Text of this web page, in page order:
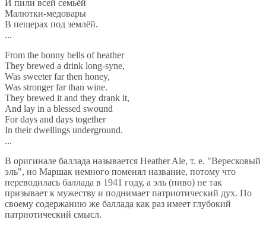
И пили всей семьёй
Малютки-медовары
В пещерах под землёй.
...
From the bonny bells of heather
They brewed a drink long-syne,
Was sweeter far then honey,
Was stronger far than wine.
They brewed it and they drank it,
And lay in a blessed swound
For days and days together
In their dwellings underground.
...
В оригинале баллада называется Heather Ale, т. е. "Вересковый
эль", но Маршак немного поменял название, потому что
переводилась баллада в 1941 году, а эль (пиво) не так
призывает к мужеству и поднимает патриотический дух. По
своему содержанию же баллада как раз имеет глубокий
патриотический смысл.